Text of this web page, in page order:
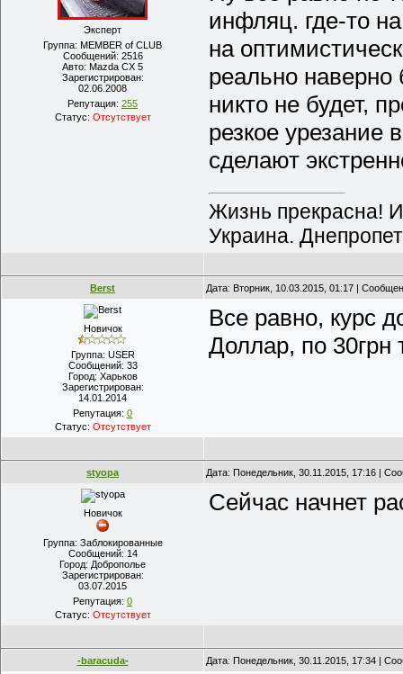
Эксперт
Группа: MEMBER of CLUB
Сообщений: 2516
Авто: Mazda CX 5
Зарегистрирован:
02.06.2008
Репутация: 255
Статус: Отсутствует
инфляц. где-то
на
реально наверно
никто не будет,
резкое урезание
сделают
Жизнь прекрасна!
Украина.
Berst Дата: Вторник, 10.03.2015, 01:17 |
Новичок
Группа: USER
Сообщений: 33
Город: Харьков
Зарегистрирован:
14.01.2014
Репутация: 0
Статус: Отсутствует
Все равно, курс
Доллар, по 30грн
styopa Дата: Понедельник, 30.11.2015, 17:16 |
Новичок
Группа: Заблокированные
Сообщений: 14
Город: Доброполье
Зарегистрирован:
03.07.2015
Репутация: 0
Статус: Отсутствует
Сейчас начнет
-baracuda- Дата: Понедельник, 30.11.2015, 17:34 |